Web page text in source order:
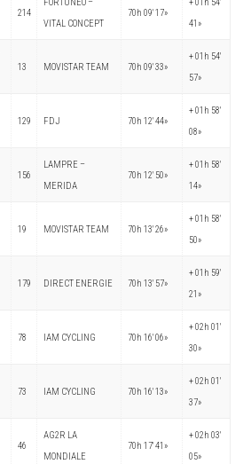
214
FORTUNEO –
VITAL CONCEPT
70h 09′ 17»
+ 01h 54′
41»
13 MOVISTAR TEAM 70h 09′ 33»
+ 01h 54′
57»
129 FDJ 70h 12′ 44»
+ 01h 58′
08»
156
LAMPRE –
MERIDA
70h 12′ 50»
+ 01h 58′
14»
19 MOVISTAR TEAM 70h 13′ 26»
+ 01h 58′
50»
179 DIRECT ENERGIE 70h 13′ 57»
+ 01h 59′
21»
78 IAM CYCLING 70h 16′ 06»
+ 02h 01′
30»
73 IAM CYCLING 70h 16′ 13»
+ 02h 01′
37»
46
AG2R LA
MONDIALE
70h 17′ 41»
+ 02h 03′
05»